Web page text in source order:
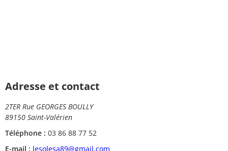
Adresse et contact
2TER Rue GEORGES BOULLY
89150 Saint-Valérien
Téléphone : 03 86 88 77 52
E-mail : lesolesa89@gmail.com